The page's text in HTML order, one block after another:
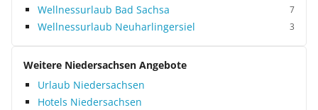
Wellnessurlaub Bad Sachsa 7
Wellnessurlaub Neuharlingersiel 3
Weitere Niedersachsen Angebote
Urlaub Niedersachsen
Hotels Niedersachsen